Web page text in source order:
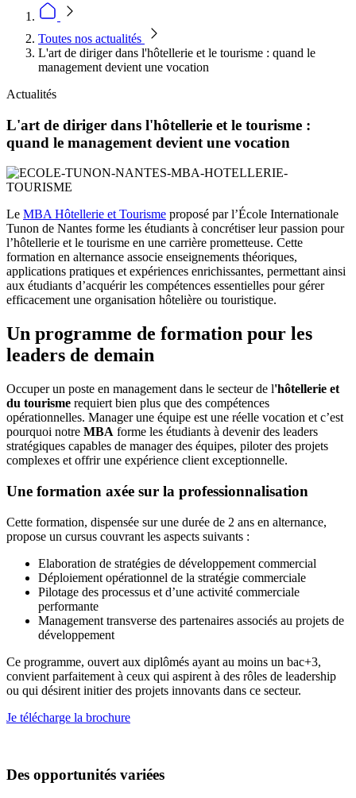
Toutes nos actualités
L'art de diriger dans l'hôtellerie et le tourisme : quand le
management devient une vocation
Actualités
L'art de diriger dans l'hôtellerie et le tourisme :
quand le management devient une vocation
Le MBA Hôtellerie et Tourisme proposé par l’École Internationale
Tunon de Nantes forme les étudiants à concrétiser leur passion pour
l’hôtellerie et le tourisme en une carrière prometteuse. Cette
formation en alternance associe enseignements théoriques,
applications pratiques et expériences enrichissantes, permettant ainsi
aux étudiants d’acquérir les compétences essentielles pour gérer
efficacement une organisation hôtelière ou touristique.
Un programme de formation pour les
leaders de demain
Occuper un poste en management dans le secteur de l'hôtellerie et
du tourisme requiert bien plus que des compétences
opérationnelles. Manager une équipe est une réelle vocation et c’est
pourquoi notre MBA forme les étudiants à devenir des leaders
stratégiques capables de manager des équipes, piloter des projets
complexes et offrir une expérience client exceptionnelle.
Une formation axée sur la professionnalisation
Cette formation, dispensée sur une durée de 2 ans en alternance,
propose un cursus couvrant les aspects suivants :
Elaboration de stratégies de développement commercial
Déploiement opérationnel de la stratégie commerciale
Pilotage des processus et d’une activité commerciale
performante
Management transverse des partenaires associés au projets de
développement
Ce programme, ouvert aux diplômés ayant au moins un bac+3,
convient parfaitement à ceux qui aspirent à des rôles de leadership
ou qui désirent initier des projets innovants dans ce secteur.
Je télécharge la brochure
Des opportunités variées